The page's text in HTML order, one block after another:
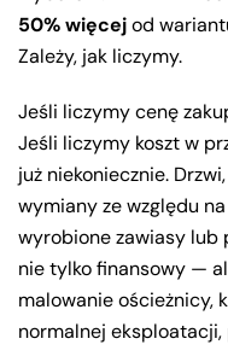
50% więcejod
Zależy, jak liczymy.
Jeśli liczymy cenę
Jeśli liczymy koszt w
już niekoniecznie.
wymiany ze względu na
wyrobione zawiasy lub
nie tylko finansowy —
malowanie ościeżnicy,
normalnej eksploatacji,